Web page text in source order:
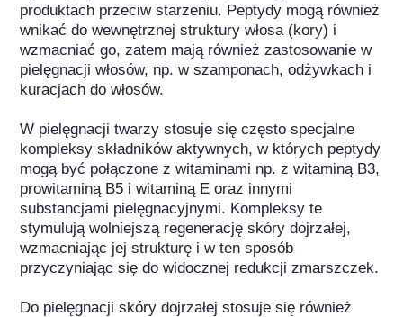
produktach przeciw starzeniu. Peptydy mogą również
wnikać do wewnętrznej struktury włosa (kory) i
wzmacniać go, zatem mają również zastosowanie w
pielęgnacji włosów, np. w szamponach, odżywkach i
kuracjach do włosów.
W pielęgnacji twarzy stosuje się często specjalne
kompleksy składników aktywnych, w których peptydy
mogą być połączone z witaminami np. z witaminą B3,
prowitaminą B5 i witaminą E oraz innymi
substancjami pielęgnacyjnymi. Kompleksy te
stymulują wolniejszą regenerację skóry dojrzałej,
wzmacniając jej strukturę i w ten sposób
przyczyniając się do widocznej redukcji zmarszczek.
Do pielęgnacji skóry dojrzałej stosuje się również